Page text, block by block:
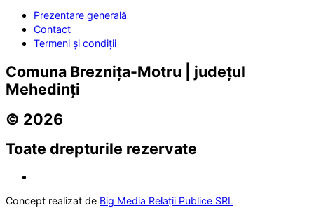
Prezentare generală
Contact
Termeni și condiții
Comuna Breznița-Motru | județul
Mehedinți
© 2026
Toate drepturile rezervate
Concept realizat de Big Media Relații Publice SRL